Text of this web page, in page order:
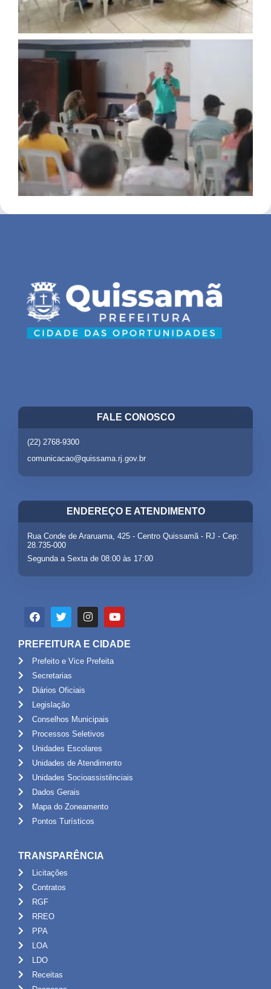
FALE CONOSCO
(22) 2768-9300
comunicacao@quissama.rj.gov.br
ENDEREÇO E ATENDIMENTO
Rua Conde de Araruama, 425 - Centro Quissamã - RJ - Cep:
28.735-000
Segunda a Sexta de 08:00 às 17:00
PREFEITURA E CIDADE
Prefeito e Vice Prefeita
Secretarias
Diários Oficiais
Legislação
Conselhos Municipais
Processos Seletivos
Unidades Escolares
Unidades de Atendimento
Unidades Socioassistênciais
Dados Gerais
Mapa do Zoneamento
Pontos Turísticos
TRANSPARÊNCIA
Licitações
Contratos
RGF
RREO
PPA
LOA
LDO
Receitas